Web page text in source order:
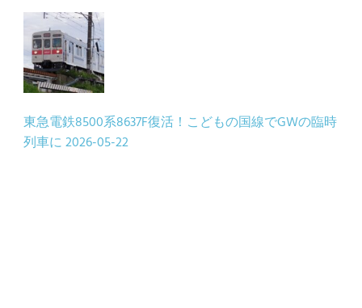
東急電鉄8500系8637F復活！こどもの国線でGWの臨時
列車に2026-05-22